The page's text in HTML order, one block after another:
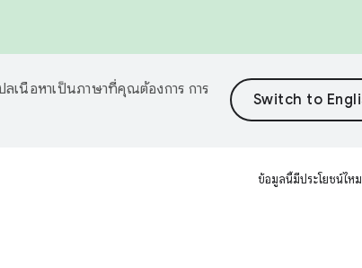
เนื้อหาเป็นภาษาที่คุณต้องการ การ
ข้อมูลนี้มีประโยชน์ไหม